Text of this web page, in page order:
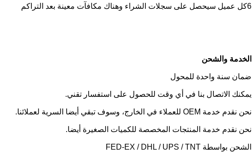
6كل عميل سيحصل على سجلات الشراء وهناك مكافآت معينة بعد التراكم
الخدمة والشحن
ضمان سنة واحدة للمحول
يمكنك الاتصال بنا في أي وقت للحصول على استفسار تقني.
نحن نقدم خدمة OEM للعملاء في الخارج، وسوف تبقي أيضا السرية لعملائنا.
نحن نقدم خدمة المنتجات المخصصة للكميات الصغيرة أيضا.
الشحن بواسطة FED-EX / DHL / UPS / TNT